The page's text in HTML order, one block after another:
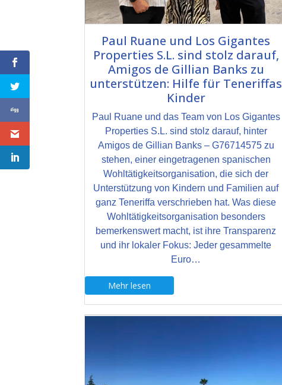
Paul Ruane und Los Gigantes
Properties S.L. sind stolz darauf,
Amigos de Gillian Banks zu
unterstützen: Hilfe für Teneriffas
Kinder
Paul Ruane und das Team von Los Gigantes
Properties S.L. sind stolz darauf, hinter
Amigos de Gillian Banks – G76714575 zu
stehen, einer eingetragenen spanischen
Wohltätigkeitsorganisation, die sich der
Unterstützung von Kindern und Familien auf
ganz Teneriffa verschrieben hat. Was diese
Wohltätigkeitsorganisation besonders
bemerkenswert macht, ist ihre Transparenz
und ihr lokaler Fokus: Jeder gesammelte
Euro…
Mehr lesen